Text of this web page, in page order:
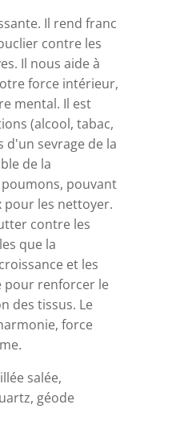
Il rend franc
contre les
Il nous aide à
force intérieur,
mental. Il est
(alcool, tabac,
d'un sevrage de la
de la
pouvant
pour les nettoyer.
contre les
que la
et les
pour renforcer le
des tissus. Le
force
salée,
géode